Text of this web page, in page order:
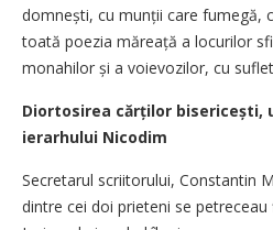
domnești, cu munții care fumegă,
toată poezia măreață a locurilor
monahilor și a voievozilor, cu
Diortosirea cărților bisericești,
ierarhului Nicodim
Secretarul scriitorului, Constantin
dintre cei doi prieteni se